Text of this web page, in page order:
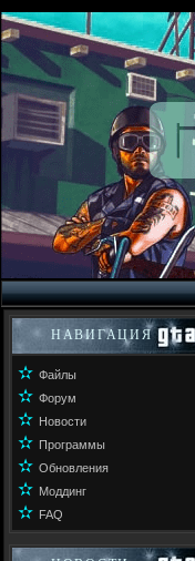
НАВИГАЦИЯ
✫ Файлы
✫ Форум
✫ Новости
✫ Программы
✫ Обновления
✫ Моддинг
✫ FAQ